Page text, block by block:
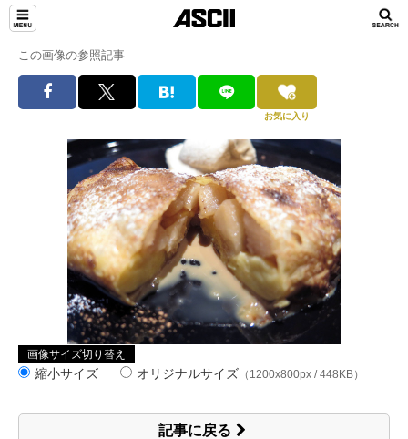
この画像の参照記事
お気に入り
画像サイズ切り替え
縮小サイズ オリジナルサイズ （1200x800px / 448KB）
記事に戻る